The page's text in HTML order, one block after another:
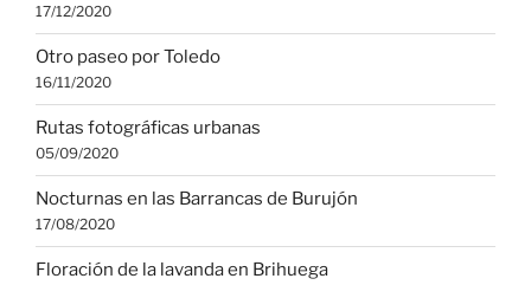
17/12/2020
Otro paseo por Toledo
16/11/2020
Rutas fotográficas urbanas
05/09/2020
Nocturnas en las Barrancas de Burujón
17/08/2020
Floración de la lavanda en Brihuega